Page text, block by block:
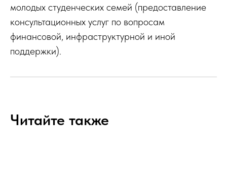
молодых студенческих семей (предоставление
консультационных услуг по вопросам
финансовой, инфраструктурной и иной
поддержки).
Читайте также